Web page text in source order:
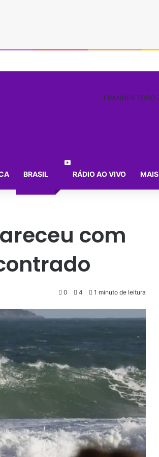
.
BRASIL RÁDIO AO VIVO MAIS
com
0 4 1 minuto de leitura